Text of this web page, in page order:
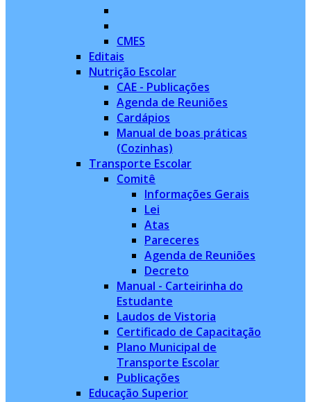
CMES
Editais
Nutrição Escolar
CAE - Publicações
Agenda de Reuniões
Cardápios
Manual de boas práticas
(Cozinhas)
Transporte Escolar
Comitê
Informações Gerais
Lei
Atas
Pareceres
Agenda de Reuniões
Decreto
Manual - Carteirinha do
Estudante
Laudos de Vistoria
Certificado de Capacitação
Plano Municipal de
Transporte Escolar
Publicações
Educação Superior